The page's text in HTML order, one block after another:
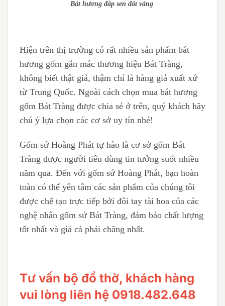
Bát hương đắp sen dát vàng
Hiện trên thị trường có rất nhiều sản phẩm bát
hương gốm gắn mác thương hiệu Bát Tràng,
không biết thật giả, thậm chí là hàng giả xuất xứ
từ Trung Quốc. Ngoài cách chọn mua bát hương
gốm Bát Tràng được chia sẻ ở trên, quý khách hãy
chú ý lựa chọn các cơ sở uy tín nhé!
Gốm sứ Hoàng Phát tự hào là cơ sở gốm Bát
Tràng được người tiêu dùng tin tưởng suốt nhiều
năm qua. Đến với gốm sứ Hoàng Phát, bạn hoàn
toàn có thể yên tâm các sản phẩm của chúng tôi
được chế tạo trực tiếp bởi đôi tay tài hoa của các
nghệ nhân gốm sứ Bát Tràng, đảm bảo chất lượng
tốt nhất và giá cả phải chăng nhất.
Tư vấn bộ đồ thờ, khách hàng
vui lòng liên hệ 0918.482.648